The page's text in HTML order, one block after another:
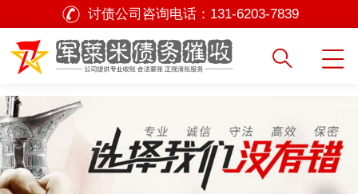
讨债公司咨询电话： 131-6203-7839